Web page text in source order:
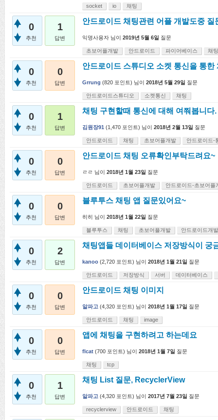
socket io 채팅
0
추천
1
답변
안드로이드 채팅관련 어플 개발도중 질
익명사용자 님이 2019년 5월 6일 질문
초보어플개발 안드로이드 파이어베이스 채팅
0
추천
0
답변
안드로이드 스튜디오 소켓 통신을 통한
Grrung (820 포인트) 님이 2018년 5월 29일 질문
안드로이드스튜디오 소켓통신 채팅
0
추천
1
답변
채팅 구현할때 통신에 대해 여쭤봅니다.
김원장91 (1,470 포인트) 님이 2018년 2월 13일 질문
안드로이드 채팅 초보어플개발 안드로이드-
0
추천
0
답변
안드로이드 채팅 오류확인부탁드려요~
ㄹㄹ 님이 2018년 1월 23일 질문
안드로이드 초보어플개발 안드로이드-초보어플
0
추천
0
답변
블루투스 채팅 앱 질문있어요~
히히 님이 2018년 1월 22일 질문
블루투스 채팅 초보어플개발 안드로이드개발
0
추천
2
답변
채팅앱들 데이터베이스 저장방식이 궁
kanoo (2,720 포인트) 님이 2018년 1월 21일 질문
안드로이드 저장방식 서버 데이터베이스
0
추천
0
답변
안드로이드 채팅 이미지
알파고 (4,320 포인트) 님이 2018년 1월 17일 질문
안드로이드 채팅 image
0
추천
0
답변
앱에 채팅을 구현하려고 하는데요
flcat (700 포인트) 님이 2018년 1월 7일 질문
채팅 tcp
0
추천
1
답변
채팅 List 질문, RecyclerView
알파고 (4,320 포인트) 님이 2017년 7월 23일 질문
recyclerview 안드로이드 채팅